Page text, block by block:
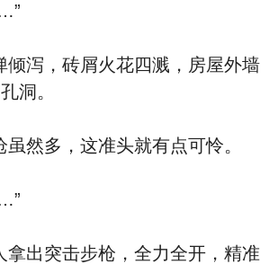
，砖屑火花四溅，房屋外墙
洞。
多，这准头就有点可怜。
突击步枪，全力全开，精准